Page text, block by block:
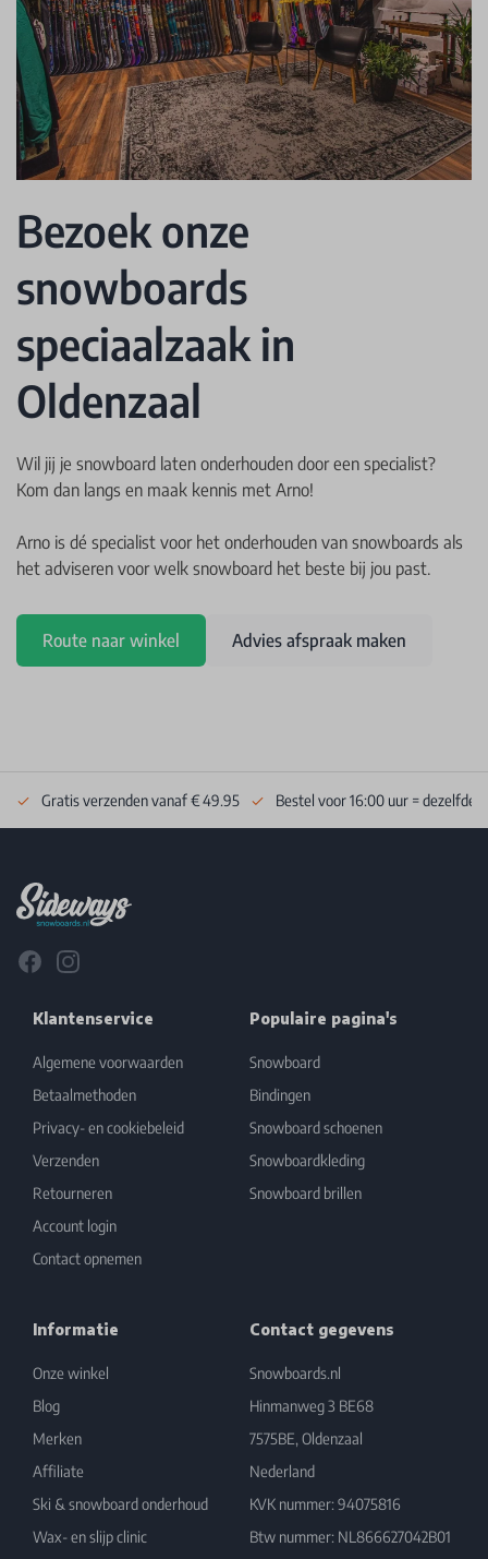
Bezoek onze
snowboards
speciaalzaak in
Oldenzaal
Wil jij je snowboard laten onderhouden door een specialist?
Kom dan langs en maak kennis met Arno!
Arno is dé specialist voor het onderhouden van snowboards als
het adviseren voor welk snowboard het beste bij jou past.
Route naar winkel Advies afspraak maken
Gratis verzenden vanaf € 49.95 Bestel voor 16:00 uur = dezelfde
FacebookInstagram
Klantenservice
Algemene voorwaarden
Betaalmethoden
Privacy- en cookiebeleid
Verzenden
Retourneren
Account login
Contact opnemen
Populaire pagina's
Snowboard
Bindingen
Snowboard schoenen
Snowboardkleding
Snowboard brillen
Informatie
Onze winkel
Blog
Merken
Affiliate
Ski & snowboard onderhoud
Wax- en slijp clinic
Contact gegevens
Snowboards.nl
Hinmanweg 3 BE68
7575BE, Oldenzaal
Nederland
KVK nummer: 94075816
Btw nummer: NL866627042B01